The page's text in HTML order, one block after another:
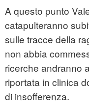
A questo punto
catapulteranno
sulle tracce della
non abbia
ricerche andranno
riportata in clinica
di insofferenza.